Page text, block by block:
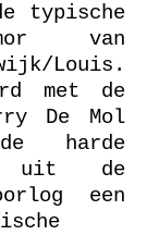
typische
van
Louis.
met de
De Mol
harde
uit de
een